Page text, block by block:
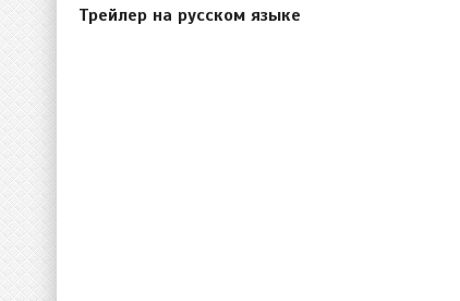
Трейлер на русском языке